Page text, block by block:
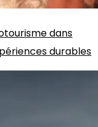
dans
durables